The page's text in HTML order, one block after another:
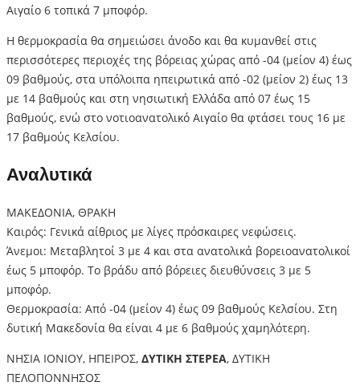
Αιγαίο 6 τοπικά 7 μποφόρ.
Η θερμοκρασία θα σημειώσει άνοδο και θα κυμανθεί στις
περισσότερες περιοχές της βόρειας χώρας από -04 (μείον 4) έως
09 βαθμούς, στα υπόλοιπα ηπειρωτικά από -02 (μείον 2) έως 13
με 14 βαθμούς και στη νησιωτική Ελλάδα από 07 έως 15
βαθμούς, ενώ στο νοτιοανατολικό Αιγαίο θα φτάσει τους 16 με
17 βαθμούς Κελσίου.
Αναλυτικά
ΜΑΚΕΔΟΝΙΑ, ΘΡΑΚΗ
Καιρός: Γενικά αίθριος με λίγες πρόσκαιρες νεφώσεις.
Άνεμοι: Μεταβλητοί 3 με 4 και στα ανατολικά βορειοανατολικοί
έως 5 μποφόρ. Το βράδυ από βόρειες διευθύνσεις 3 με 5
μποφόρ.
Θερμοκρασία: Από -04 (μείον 4) έως 09 βαθμούς Κελσίου. Στη
δυτική Μακεδονία θα είναι 4 με 6 βαθμούς χαμηλότερη.
ΝΗΣΙΑ ΙΟΝΙΟΥ, ΗΠΕΙΡΟΣ, ΔΥΤΙΚΗ ΣΤΕΡΕΑ, ΔΥΤΙΚΗ
ΠΕΛΟΠΟΝΝΗΣΟΣ